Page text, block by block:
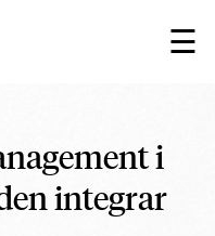
☰
×
i
integrar